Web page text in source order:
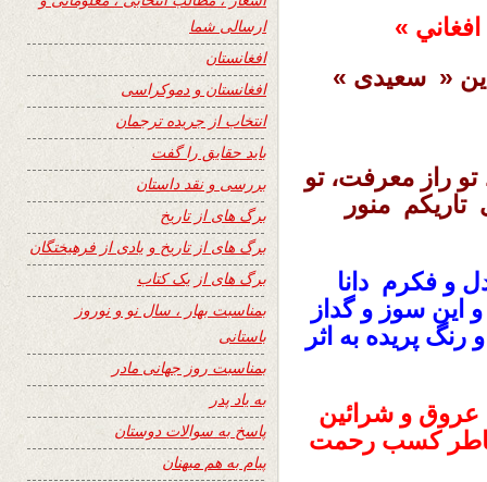
ي »
« سعیدی »
تو راز معرفت، تو
تاریکم منور
و فکرم دانا
این سوز و گداز
پریده به اثر
عروق و شرائین
کسب رحمت
ارسالی شما
افغانستان
افغانستان و دموکراسی
انتخاب از جریده ترجمان
باید حقایق را گفت
بررسی و نقد داستان
برگ های از تاریخ
برگ های از تاریخ و یادی از فرهیختگان
برگ های از یک کتاب
بمناسبت بهار ، سال نو و نوروز
باستانی
بمناسبت روز جهانی مادر
به یاد پدر
پاسخ به سوالات دوستان
پیام به هم میهنان